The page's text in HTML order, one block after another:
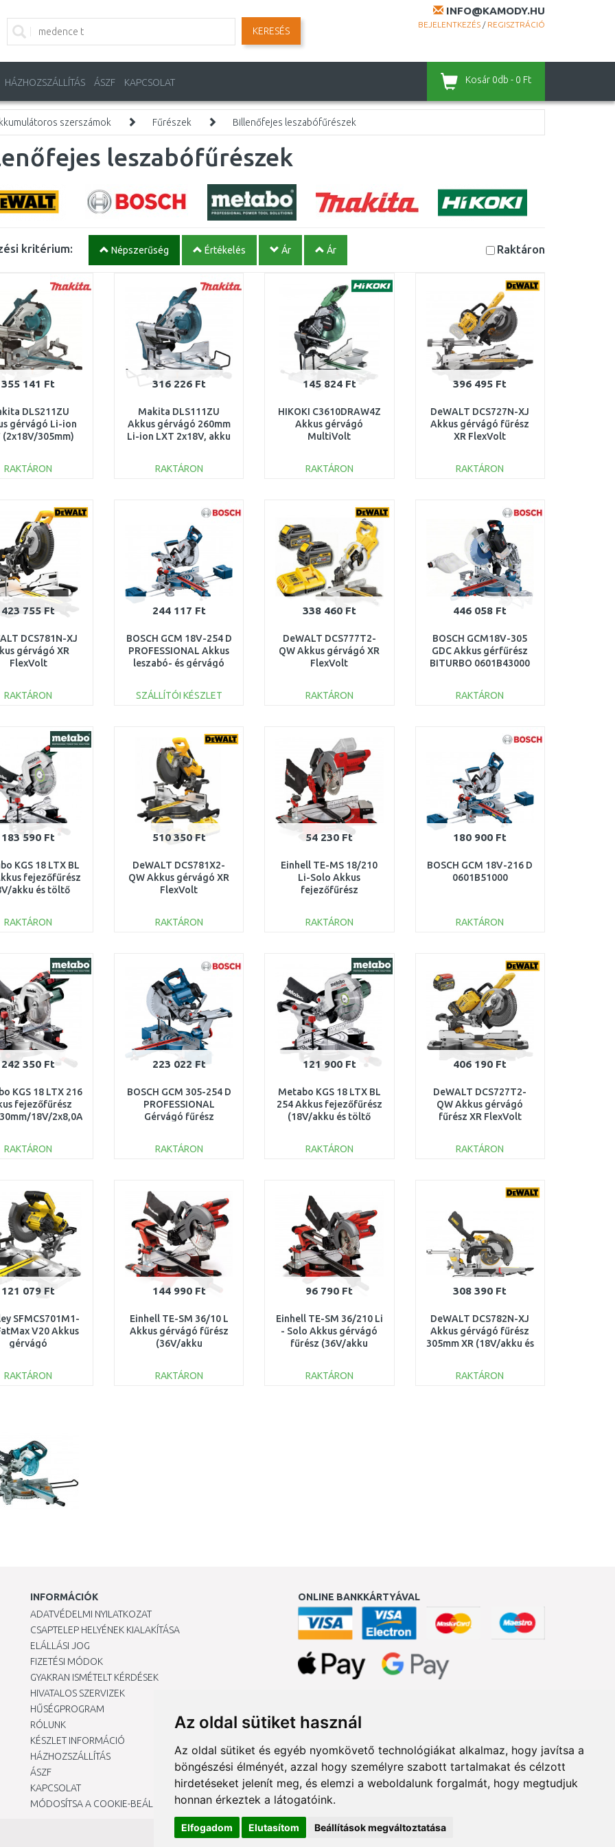
Az oldal sütiket használ
Az oldal sütiket és egyéb nyomkövető technológiákat alkalmaz, hogy javítsa a
böngészési élményét, azzal hogy személyre szabott tartalmakat és célzott
hirdetéseket jelenít meg, és elemzi a weboldalunk forgalmát, hogy megtudjuk
honnan érkeztek a látogatóink.
Elfogadom Elutasítom Beállítások megváltoztatása
INFO@KAMODY.HU
BEJELENTKEZÉS / REGISZTRÁCIÓ
KERESÉS
HÁZHOZSZÁLLÍTÁS ÁSZF KAPCSOLAT Kosár 0db - 0 Ft
szerszámok Fűrészek Billenőfejes leszabófűrészek
leszabófűrészek
kritérium: Népszerűség Értékelés Ár Ár Raktáron
355 141 Ft
DLS211ZU
gérvágó Li-ion
(2x18V/305mm)
RAKTÁRON
Összehasonlítás
316 226 Ft
Makita DLS111ZU
Akkus gérvágó 260mm
Li-ion LXT 2x18V, akku
RAKTÁRON
Összehasonlítás
145 824 Ft
HIKOKI C3610DRAW4Z
Akkus gérvágó
MultiVolt
töltő nélkül)
RAKTÁRON
Összehasonlítás
396 495 Ft
DeWALT DCS727N-XJ
Akkus gérvágó fűrész
XR FlexVolt
nélkül)
RAKTÁRON
Összehasonlítás
423 755 Ft
DCS781N-XJ
gérvágó XR
FlexVolt
töltő nélkül)
RAKTÁRON
Összehasonlítás
244 117 Ft
BOSCH GCM 18V-254 D
PROFESSIONAL Akkus
leszabó- és gérvágó
0601B51100
SZÁLLÍTÓI KÉSZLET
Összehasonlítás
338 460 Ft
DeWALT DCS777T2-
QW Akkus gérvágó XR
FlexVolt
RAKTÁRON
Összehasonlítás
446 058 Ft
BOSCH GCM18V-305
GDC Akkus gérfűrész
BITURBO 0601B43000
RAKTÁRON
Összehasonlítás
183 590 Ft
KGS 18 LTX BL
fejezőfűrész
akku és töltő
RAKTÁRON
Összehasonlítás
510 350 Ft
DeWALT DCS781X2-
QW Akkus gérvágó XR
FlexVolt
RAKTÁRON
Összehasonlítás
54 230 Ft
Einhell TE-MS 18/210
Li-Solo Akkus
fejezőfűrész
töltő nélkül) 4300890
RAKTÁRON
Összehasonlítás
180 900 Ft
BOSCH GCM 18V-216 D
0601B51000
RAKTÁRON
Összehasonlítás
242 350 Ft
KGS 18 LTX 216
fejezőfűrész
18V/2x8,0Ah)
RAKTÁRON
Összehasonlítás
223 022 Ft
BOSCH GCM 305-254 D
PROFESSIONAL
Gérvágó fűrész
RAKTÁRON
121 900 Ft
Metabo KGS 18 LTX BL
254 Akkus fejezőfűrész
(18V/akku és töltő
RAKTÁRON
406 190 Ft
DeWALT DCS727T2-
QW Akkus gérvágó
fűrész XR FlexVolt
RAKTÁRON
Összehasonlítás
121 079 Ft
SFMCS701M1-
V20 Akkus
gérvágó
RAKTÁRON
144 990 Ft
Einhell TE-SM 36/10 L
Akkus gérvágó fűrész
(36V/akku
4300885
RAKTÁRON
96 790 Ft
Einhell TE-SM 36/210 Li
- Solo Akkus gérvágó
fűrész (36V/akku
4300880
RAKTÁRON
308 390 Ft
DeWALT DCS782N-XJ
Akkus gérvágó fűrész
305mm XR (18V/akku és
RAKTÁRON
INFORMÁCIÓK
ADATVÉDELMI NYILATKOZAT
CSAPTELEP HELYÉNEK KIALAKÍTÁSA
ELÁLLÁSI JOG
FIZETÉSI MÓDOK
GYAKRAN ISMÉTELT KÉRDÉSEK
HIVATALOS SZERVIZEK
HŰSÉGPROGRAM
RÓLUNK
KÉSZLET INFORMÁCIÓ
HÁZHOZSZÁLLÍTÁS
ÁSZF
KAPCSOLAT
MÓDOSÍTSA A COOKIE-BEÁLLÍTÁSAIMAT
ONLINE BANKKÁRTYÁVAL